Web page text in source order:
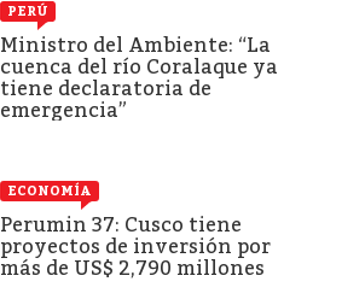
PERÚ
Ministro del Ambiente: “La
cuenca del río Coralaque ya
tiene declaratoria de
emergencia”
ECONOMÍA
Perumin 37: Cusco tiene
proyectos de inversión por
más de US$ 2,790 millones